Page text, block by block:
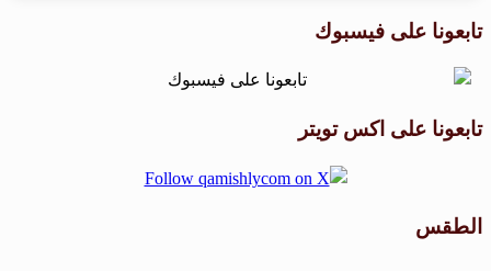
تابعونا على فيسبوك
تابعونا على اكس تويتر
الطقس